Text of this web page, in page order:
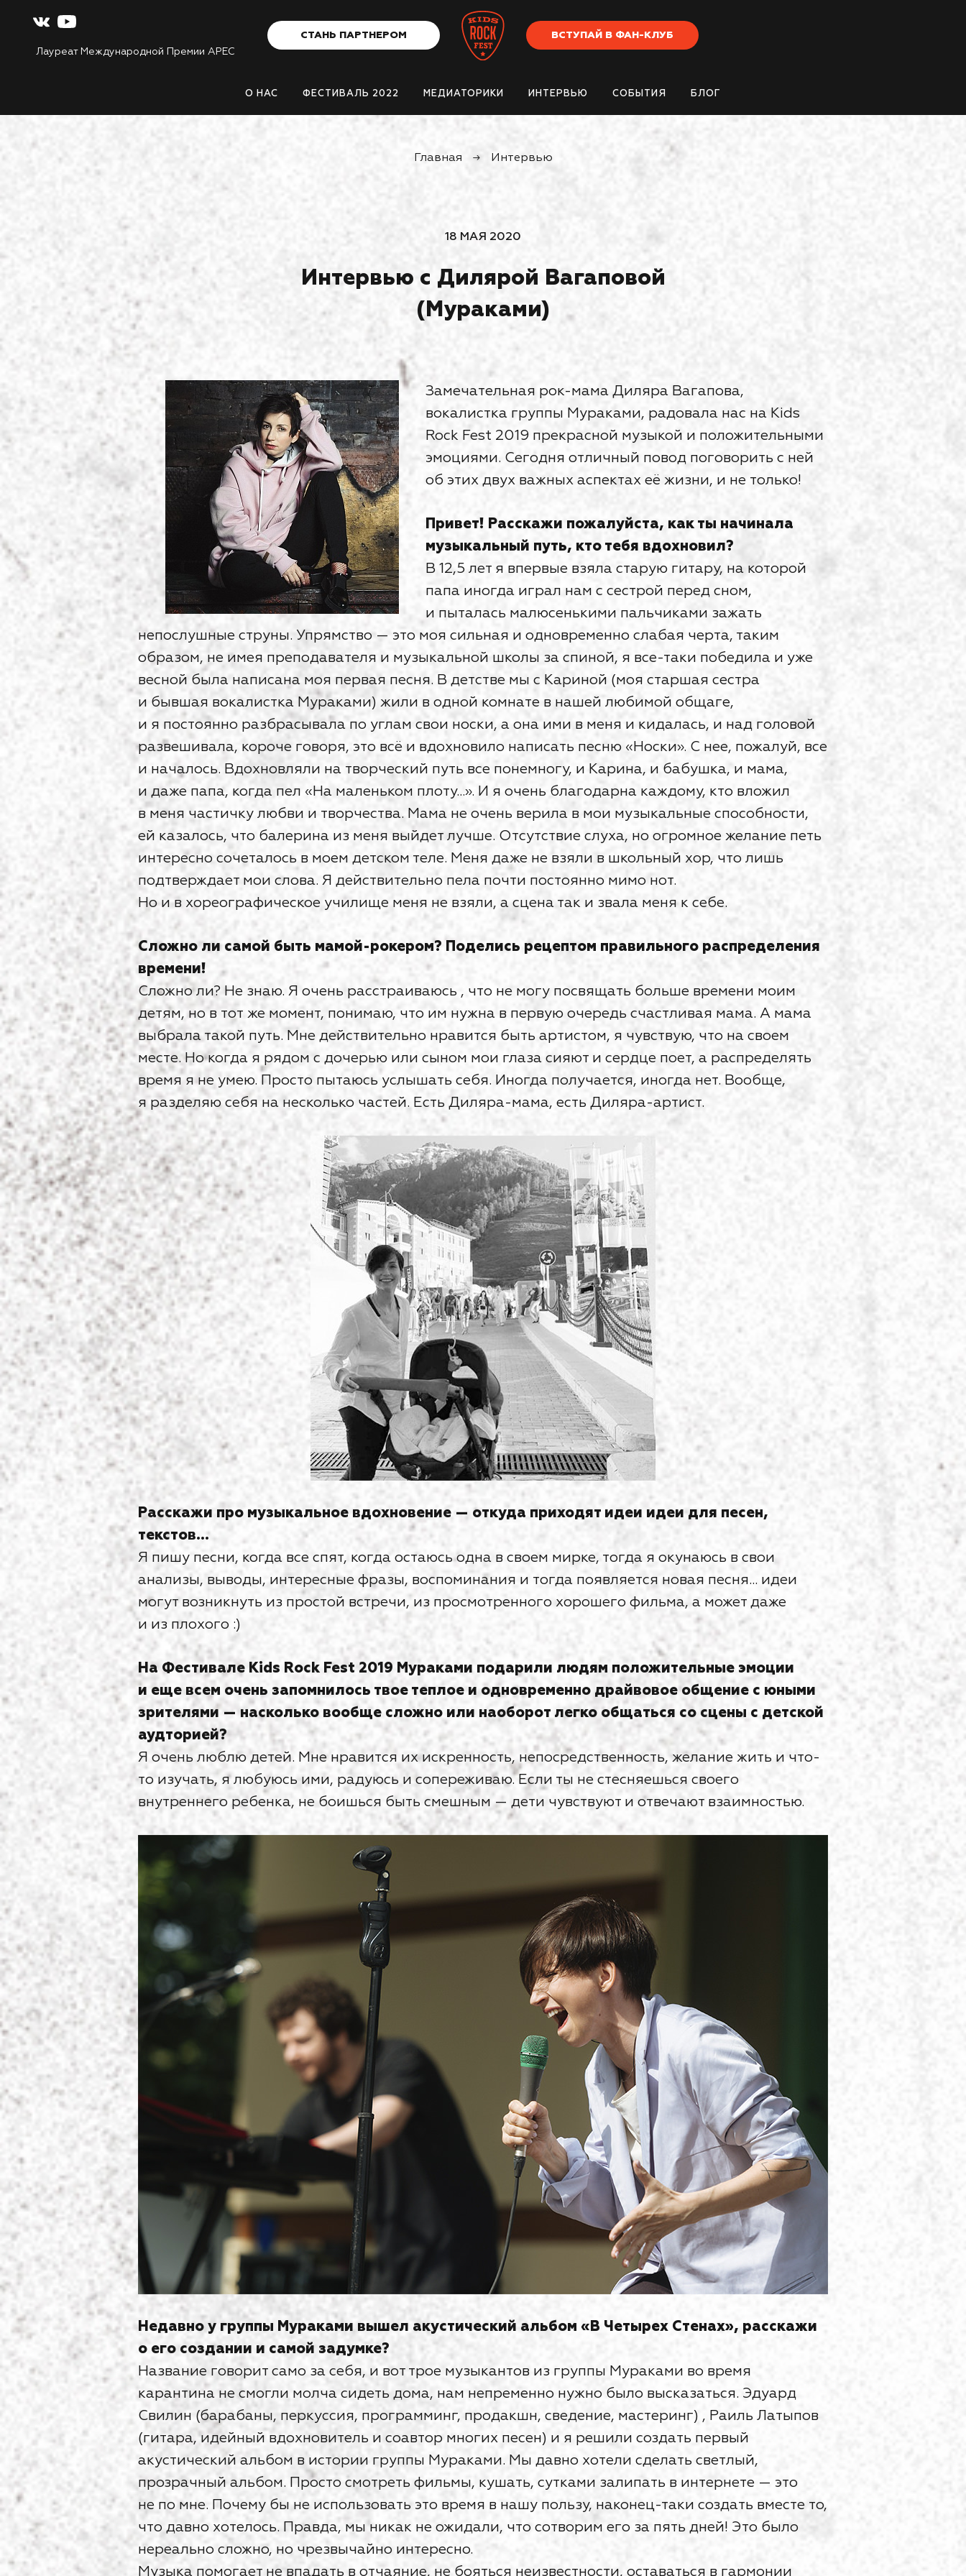
СТАНЬ ПАРТНЕРОМ
ВСТУПАЙ В ФАН-КЛУБ
Лауреат Международной Премии APEC
О НАС ФЕСТИВАЛЬ 2022 МЕДИАТОРИКИ ИНТЕРВЬЮ СОБЫТИЯ БЛОГ
Главная → Интервью
18 МАЯ 2020
Интервью с Дилярой Вагаповой
(Мураками)
Замечательная рок-мама Диляра Вагапова,
вокалистка группы Мураками, радовала нас на Kids
Rock Fest 2019 прекрасной музыкой и положительными
эмоциями. Сегодня отличный повод поговорить с ней
об этих двух важных аспектах её жизни, и не только!
Привет! Расскажи пожалуйста, как ты начинала
музыкальный путь, кто тебя вдохновил?
В 12,5 лет я впервые взяла старую гитару, на которой
папа иногда играл нам с сестрой перед сном,
и пыталась малюсенькими пальчиками зажать
непослушные струны. Упрямство — это моя сильная и одновременно слабая черта, таким
образом, не имея преподавателя и музыкальной школы за спиной, я все-таки победила и уже
весной была написана моя первая песня. В детстве мы с Кариной (моя старшая сестра
и бывшая вокалистка Мураками) жили в одной комнате в нашей любимой общаге,
и я постоянно разбрасывала по углам свои носки, а она ими в меня и кидалась, и над головой
развешивала, короче говоря, это всё и вдохновило написать песню «Носки». С нее, пожалуй, все
и началось. Вдохновляли на творческий путь все понемногу, и Карина, и бабушка, и мама,
и даже папа, когда пел «На маленьком плоту...». И я очень благодарна каждому, кто вложил
в меня частичку любви и творчества. Мама не очень верила в мои музыкальные способности,
ей казалось, что балерина из меня выйдет лучше. Отсутствие слуха, но огромное желание петь
интересно сочеталось в моем детском теле. Меня даже не взяли в школьный хор, что лишь
подтверждает мои слова. Я действительно пела почти постоянно мимо нот.
Но и в хореографическое училище меня не взяли, а сцена так и звала меня к себе.
Сложно ли самой быть мамой-рокером? Поделись рецептом правильного распределения
времени!
Сложно ли? Не знаю. Я очень расстраиваюсь , что не могу посвящать больше времени моим
детям, но в тот же момент, понимаю, что им нужна в первую очередь счастливая мама. А мама
выбрала такой путь. Мне действительно нравится быть артистом, я чувствую, что на своем
месте. Но когда я рядом с дочерью или сыном мои глаза сияют и сердце поет, а распределять
время я не умею. Просто пытаюсь услышать себя. Иногда получается, иногда нет. Вообще,
я разделяю себя на несколько частей. Есть Диляра-мама, есть Диляра-артист.
Расскажи про музыкальное вдохновение — откуда приходят идеи идеи для песен,
текстов...
Я пишу песни, когда все спят, когда остаюсь одна в своем мирке, тогда я окунаюсь в свои
анализы, выводы, интересные фразы, воспоминания и тогда появляется новая песня... идеи
могут возникнуть из простой встречи, из просмотренного хорошего фильма, а может даже
и из плохого :)
На Фестивале Kids Rock Fest 2019 Мураками подарили людям положительные эмоции
и еще всем очень запомнилось твое теплое и одновременно драйвовое общение с юными
зрителями — насколько вообще сложно или наоборот легко общаться со сцены с детской
аудторией?
Я очень люблю детей. Мне нравится их искренность, непосредственность, желание жить и что-
то изучать, я любуюсь ими, радуюсь и сопереживаю. Если ты не стесняешься своего
внутреннего ребенка, не боишься быть смешным — дети чувствуют и отвечают взаимностью.
Недавно у группы Мураками вышел акустический альбом «В Четырех Стенах», расскажи
о его создании и самой задумке?
Название говорит само за себя, и вот трое музыкантов из группы Мураками во время
карантина не смогли молча сидеть дома, нам непременно нужно было высказаться. Эдуард
Свилин (барабаны, перкуссия, программинг, продакшн, сведение, мастеринг) , Раиль Латыпов
(гитара, идейный вдохновитель и соавтор многих песен) и я решили создать первый
акустический альбом в истории группы Мураками. Мы давно хотели сделать светлый,
прозрачный альбом. Просто смотреть фильмы, кушать, сутками залипать в интернете — это
не по мне. Почему бы не использовать это время в нашу пользу, наконец-таки создать вместе то,
что давно хотелось. Правда, мы никак не ожидали, что сотворим его за пять дней! Это было
нереально сложно, но чрезвычайно интересно.
Музыка помогает не впадать в отчаяние, не бояться неизвестности, оставаться в гармонии